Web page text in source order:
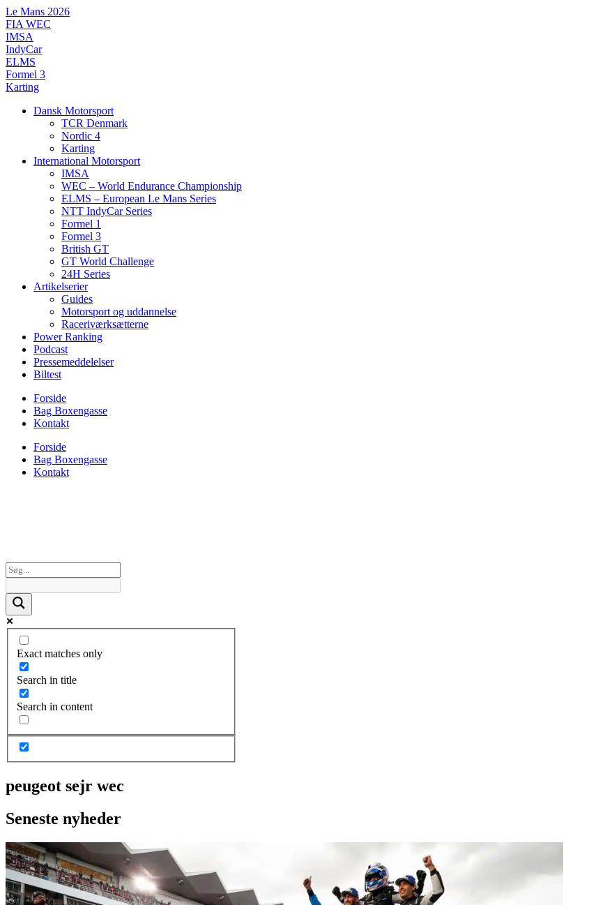
Videre
til
indhold
Le Mans 2026
FIA WEC
IMSA
IndyCar
ELMS
Formel 3
Karting
Dansk Motorsport
TCR Denmark
Nordic 4
Karting
International Motorsport
IMSA
WEC – World Endurance Championship
ELMS – European Le Mans Series
NTT IndyCar Series
Formel 1
Formel 3
British GT
GT World Challenge
24H Series
Artikelserier
Guides
Motorsport og uddannelse
Raceriværksætterne
Power Ranking
Podcast
Pressemeddelelser
Biltest
Forside
Bag Boxengasse
Kontakt
Forside
Bag Boxengasse
Kontakt
Exact matches only
Search in title
Search in content
peugeot sejr wec
Seneste nyheder